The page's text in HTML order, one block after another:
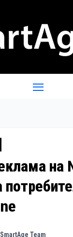
на
SmartAge Team